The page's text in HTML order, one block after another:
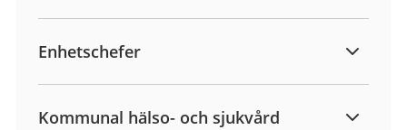
Enhetschefer
Kommunal hälso- och sjukvård